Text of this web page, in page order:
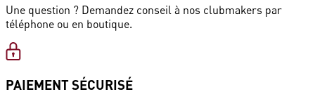
Une question ? Demandez conseil à nos clubmakers par
téléphone ou en boutique.
PAIEMENT SÉCURISÉ